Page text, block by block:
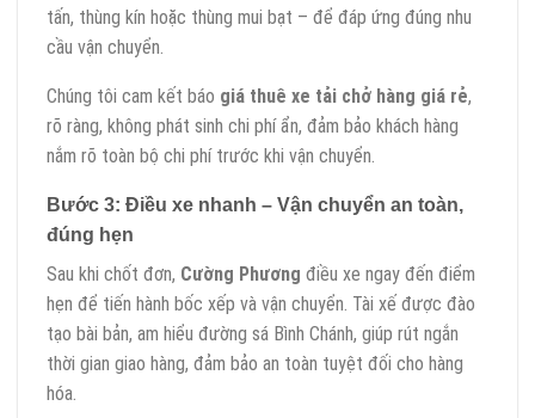
tấn, thùng kín hoặc thùng mui bạt – để đáp ứng đúng nhu
cầu vận chuyển.
Chúng tôi cam kết báo giá thuê xe tải chở hàng giá rẻ,
rõ ràng, không phát sinh chi phí ẩn, đảm bảo khách hàng
nắm rõ toàn bộ chi phí trước khi vận chuyển.
Bước 3: Điều xe nhanh – Vận chuyển an toàn,
đúng hẹn
Sau khi chốt đơn, Cường Phương điều xe ngay đến điểm
hẹn để tiến hành bốc xếp và vận chuyển. Tài xế được đào
tạo bài bản, am hiểu đường sá Bình Chánh, giúp rút ngắn
thời gian giao hàng, đảm bảo an toàn tuyệt đối cho hàng
hóa.